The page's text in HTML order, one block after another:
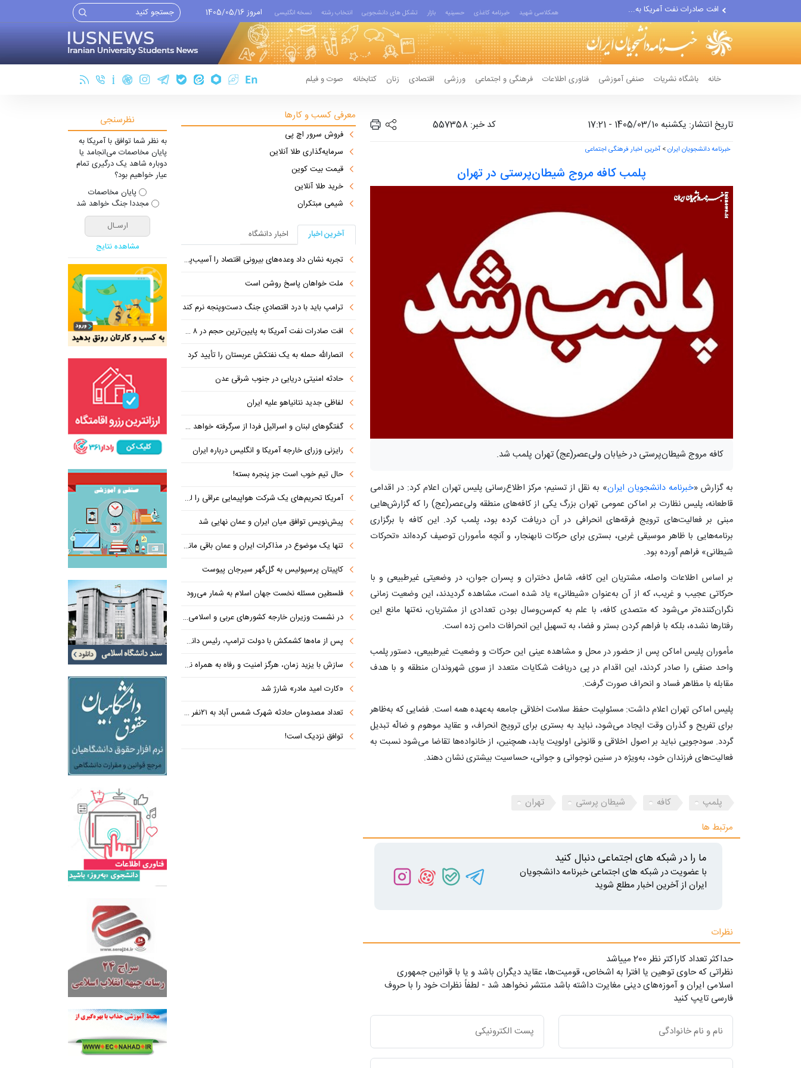
انصارالله حمله به یک نفتکش...
حادثه امنیتی دریایی در جنوب...
همکلاسی شهید خبرنامه کاغذی حسینیه بازار تشکل های دانشجویی انتخاب رشته نسخه انگلیسی امروز 1405/05/16
خانه باشگاه نشریات صنفی آموزشی فناوری اطلاعات فرهنگی و اجتماعی ورزشی اقتصادی زنان کتابخانه صوت و فیلم
تاریخ انتشار: یکشنبه 1405/03/10 - 17:21 کد خبر: 557358
خبرنامه دانشجویان ایران> آخرین اخبار فرهنگی اجتماعی
پلمب کافه‌ مروج شیطان‌پرستی در تهران
کافه‌ مروج شیطان‌پرستی در خیابان ولی‌عصر(عج) تهران پلمب شد.
به گزارش «خبرنامه دانشجویان ایران» به نقل از تسنیم؛ مرکز اطلاع‌رسانی پلیس تهران اعلام کرد: در اقدامی
قاطعانه، پلیس نظارت بر اماکن عمومی تهران بزرگ یکی از کافه‌های منطقه ولی‌عصر(عج) را که گزارش‌هایی
مبنی بر فعالیت‌های ترویج فرقه‌های انحرافی در آن دریافت کرده بود، پلمب کرد. این کافه با برگزاری
برنامه‌هایی با ظاهر موسیقی غربی، بستری برای حرکات نابهنجار، و آنچه مأموران توصیف کرده‌اند «تحرکات
شیطانی» فراهم آورده بود.
بر اساس اطلاعات واصله، مشتریان این کافه، شامل دختران و پسران جوان، در وضعیتی غیرطبیعی و با
حرکاتی عجیب و غریب، که از آن به‌عنوان «شیطانی» یاد شده است، مشاهده گردیدند، این وضعیت زمانی
نگران‌کننده‌تر می‌شود که متصدی کافه، با علم به کم‌سن‌وسال بودن تعدادی از مشتریان، نه‌تنها مانع این
رفتارها نشده، بلکه با فراهم کردن بستر و فضا، به تسهیل این انحرافات دامن زده است.
مأموران پلیس اماکن پس از حضور در محل و مشاهده عینی این حرکات و وضعیت غیرطبیعی، دستور پلمب
واحد صنفی را صادر کردند، این اقدام در پی دریافت شکایات متعدد از سوی شهروندان منطقه و با هدف
مقابله با مظاهر فساد و انحراف صورت گرفت.
پلیس اماکن تهران اعلام داشت: مسئولیت حفظ سلامت اخلاقی جامعه به‌عهده همه است. فضایی که به‌ظاهر
برای تفریح و گذران وقت ایجاد می‌شود، نباید به بستری برای ترویج انحراف، و عقاید موهوم و ضالّه تبدیل
گردد. سودجویی نباید بر اصول اخلاقی و قانونی اولویت یابد، همچنین، از خانواده‌ها تقاضا می‌شود نسبت به
فعالیت‌های فرزندان خود، به‌ویژه در سنین نوجوانی و جوانی، حساسیت بیشتری نشان دهند.
پلمپ کافه شیطان پرستی
تهران
مرتبط ها
ما را در شبکه های اجتماعی دنبال کنید
با عضویت در شبکه های اجتماعی خبرنامه دانشجویان
ایران از آخرین اخبار مطلع شوید
نظرات
حداکثر تعداد کاراکتر نظر 200 ميياشد
نظراتی که حاوی توهین یا افترا به اشخاص، قومیت‌ها، عقاید دیگران باشد و یا با قوانین جمهوری
اسلامی ایران و آموزه‌های دینی مغایرت داشته باشد منتشر نخواهد شد - لطفاً نظرات خود را با حروف
فارسی تایپ کنید
معرفی کسب و کارها
فروش سرور اچ پی
سرمایه‌گذاری طلا آنلاین
قیمت بیت کوین
خرید طلا آنلاین
شیمی مبتکران
آخرین اخبار
اخبار دانشگاه
تجربه نشان داد وعده‌های بیرونی اقتصاد را آسیب‌پذیرتر می‌کند
ملت خواهان پاسخ روشن است
ترامپ باید با درد اقتصادیِ جنگ دست‌و‌پنجه نرم کند
افت صادرات نفت آمریکا به پایین‌ترین حجم در ۸ ماه اخیر
انصارالله حمله به یک نفتکش عربستان را تأیید کرد
حادثه امنیتی دریایی در جنوب شرقی عدن
لفاظی جدید نتانیاهو علیه ایران
گفتگوهای لبنان و اسرائیل فردا از سرگرفته خواهد شد!
رایزنی وزرای خارجه آمریکا و انگلیس درباره ایران
حال تیم خوب است جز پنجره بسته!
آمریکا تحریم‌های یک شرکت هواپیمایی عراقی را لغو کرد
پیش‌نویس توافق میان ایران و عمان نهایی شد
تنها یک موضوع در مذاکرات ایران و عمان باقی مانده است
کاپیتان پرسپولیس به گل‌گهر سیرجان پیوست
فلسطین مسئله نخست جهان اسلام به شمار می‌رود
در نشست وزیران خارجه کشورهای عربی و اسلامی در امان چه گذشت؟
پس از ماه‌ها کشمکش با دولت ترامپ، رئیس دانشگاه براون کنار می‌رود
سازش با یزید زمان، هرگز امنیت و رفاه به همراه نداشته است
«کارت امید مادر» شارژ شد
تعداد مصدومان حادثه شهرک شمس آباد به ۲۱نفر رسید
توافق نزدیک است!
نظرسنجی
به نظر شما توافق با آمریکا به
پایان مخاصمات می‌انجامد یا
دوباره شاهد یک درگیری تمام
عیار خواهیم بود؟
پایان مخاصمات
مجددا جنگ خواهد شد
مشاهده نتایج